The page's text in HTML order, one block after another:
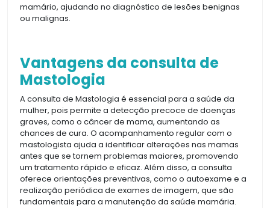
mamário, ajudando no diagnóstico de lesões benignas
ou malignas.
Vantagens da consulta de
Mastologia
A consulta de Mastologia é essencial para a saúde da
mulher, pois permite a detecção precoce de doenças
graves, como o câncer de mama, aumentando as
chances de cura. O acompanhamento regular com o
mastologista ajuda a identificar alterações nas mamas
antes que se tornem problemas maiores, promovendo
um tratamento rápido e eficaz. Além disso, a consulta
oferece orientações preventivas, como o autoexame e a
realização periódica de exames de imagem, que são
fundamentais para a manutenção da saúde mamária.